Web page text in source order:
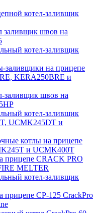
котел-заливщик
заливщик швов на
котел-заливщик
заливщики на прицепе
KERA250BRE и
заливщик швов на
котел-заливщик
UCMK245DT и
котлы на прицепе
и UCMK400T
прицепе CRACK PRO
MELTER
котел-заливщик
прицепе CP-125 CrackPro